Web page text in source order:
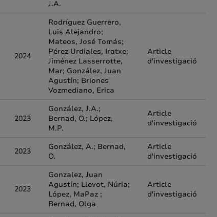
J.A.
2024
Rodríguez Guerrero,
Luis Alejandro;
Mateos, José Tomás;
Pérez Urdiales, Iratxe;
Jiménez Lasserrotte,
Mar; González, Juan
Agustín; Briones
Vozmediano, Erica
Article
d'investigació
2023
González, J.A.;
Bernad, O.; López,
M.P.
Article
d'investigació
2023
González, A.; Bernad,
O.
Article
d'investigació
2023
Gonzalez, Juan
Agustín; Llevot, Núria;
López, MaPaz ;
Bernad, Olga
Article
d'investigació